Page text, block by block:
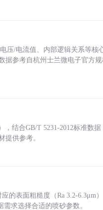
压/电流值、内部逻辑关系等核
据参考自杭州士兰微电子官方
结合GB/T 5231-2012标准数
提供参考。
的表面粗糙度（Ra 3.2-6.3μm
求选择合适的喷砂参数。